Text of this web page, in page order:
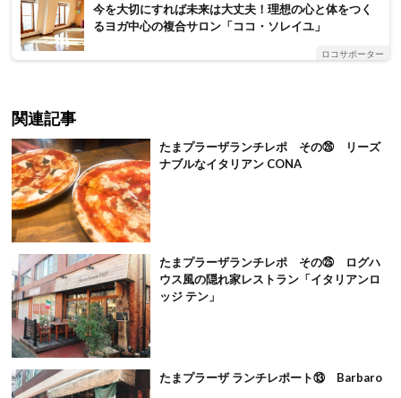
今を大切にすれば未来は大丈夫！理想の心と体をつく
るヨガ中心の複合サロン「ココ・ソレイユ」
ロコサポーター
関連記事
たまプラーザランチレポ その㉖ リーズ
ナブルなイタリアン CONA
たまプラーザランチレポ その㉕ ログハ
ウス風の隠れ家レストラン「イタリアンロ
ッジ テン」
たまプラーザ ランチレポート⑬ Barbaro